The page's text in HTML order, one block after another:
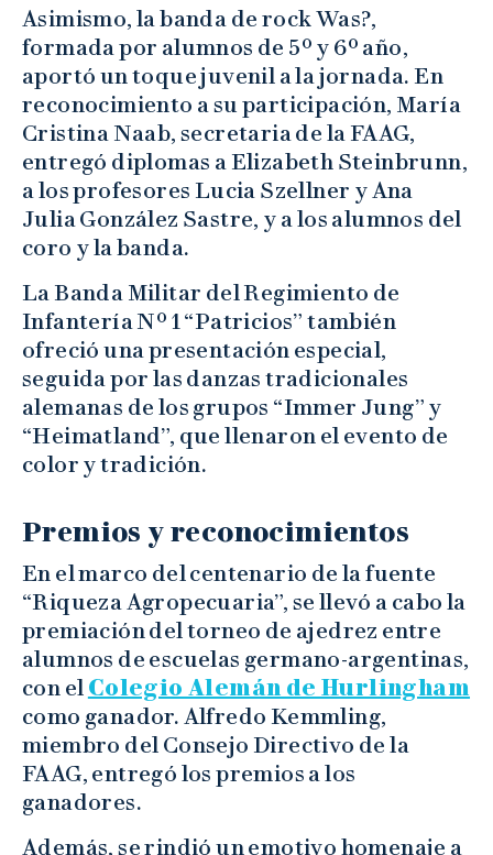
Asimismo, la banda de rock Was?,
formada por alumnos de 5º y 6º año,
aportó un toque juvenil a la jornada. En
reconocimiento a su participación, María
Cristina Naab, secretaria de la FAAG,
entregó diplomas a Elizabeth Steinbrunn,
a los profesores Lucia Szellner y Ana
Julia González Sastre, y a los alumnos del
coro y la banda.
La Banda Militar del Regimiento de
Infantería Nº 1 “Patricios” también
ofreció una presentación especial,
seguida por las danzas tradicionales
alemanas de los grupos “Immer Jung” y
“Heimatland”, que llenaron el evento de
color y tradición.
Premios y reconocimientos
En el marco del centenario de la fuente
“Riqueza Agropecuaria”, se llevó a cabo la
premiación del torneo de ajedrez entre
alumnos de escuelas germano-argentinas,
con el Colegio Alemán de Hurlingham
como ganador. Alfredo Kemmling,
miembro del Consejo Directivo de la
FAAG, entregó los premios a los
ganadores.
Además, se rindió un emotivo homenaje a